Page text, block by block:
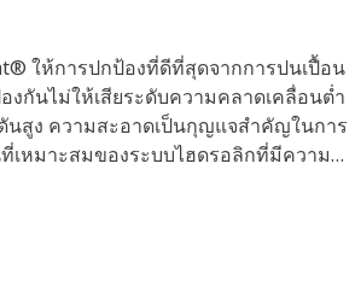
ให้การปกป้องที่ดีที่สุดจากการปนเปื้อน
งกันไม่ให้เสียระดับความคลาดเคลื่อนต่ำ
นสูง ความสะอาดเป็นกุญแจสำคัญในการ
เหมาะสมของระบบไฮดรอลิกที่มีความ